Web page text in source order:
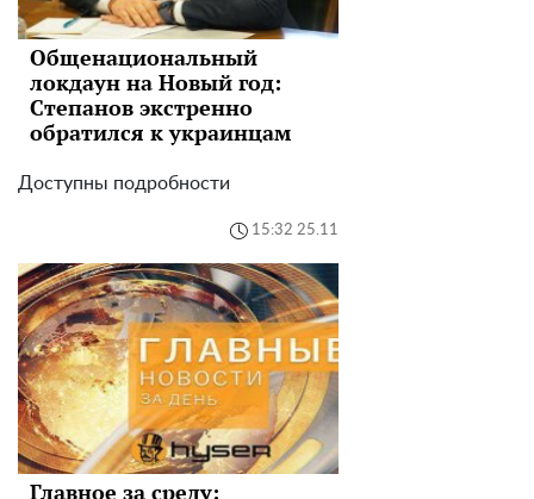
Общенациональный
локдаун на Новый год:
Степанов экстренно
обратился к украинцам
Доступны подробности
15:32 25.11
Главное за среду: